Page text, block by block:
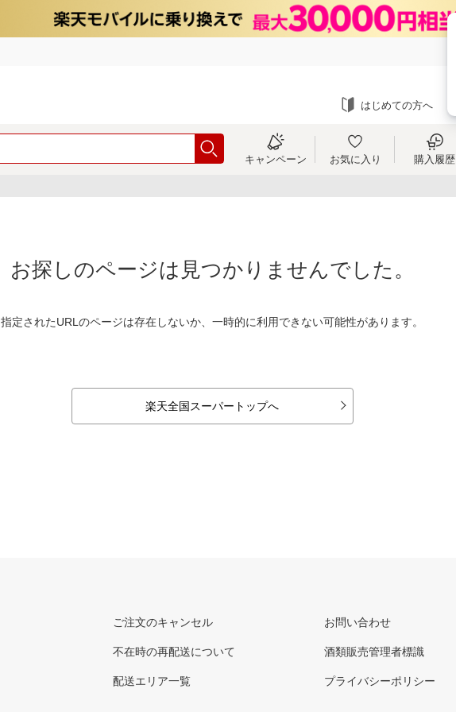
はじめての方へ
キャンペーン お気に入り 購入履歴
お探しのページは見つかりませんでした。
指定されたURLのページは存在しないか、一時的に利用できない可能性があります。
楽天全国スーパートップへ
ご注文のキャンセル
不在時の再配送について
配送エリア一覧
お問い合わせ
酒類販売管理者標識
プライバシーポリシー